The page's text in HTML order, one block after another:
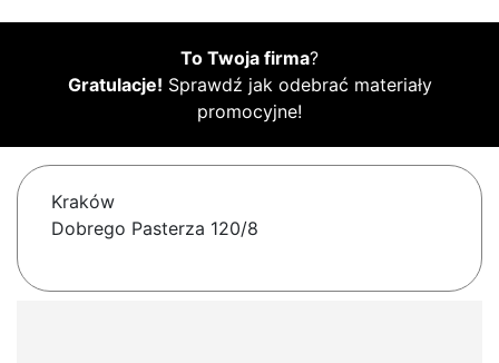
To Twoja firma?
Gratulacje! Sprawdź jak odebrać materiały
promocyjne!
Kraków
Dobrego Pasterza 120/8